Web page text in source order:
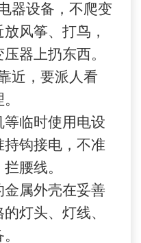
器设备，不爬变
风筝、打鸟，
器上扔东西。
近，要派人看
等临时使用电设
钩接电，不准
腰线。
金属外壳在妥善
灯头、灯线、